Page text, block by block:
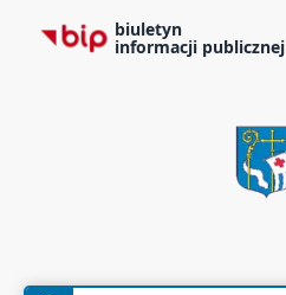
biuletyn
informacji publicznej